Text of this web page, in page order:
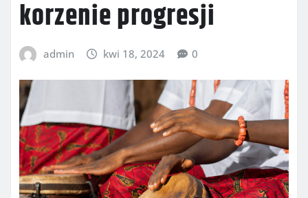
korzenie progresji
admin kwi 18, 2024 0